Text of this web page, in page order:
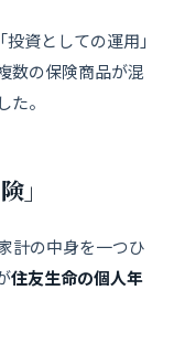
資としての運用」
数の保険商品が混
。
」
計の中身を一つひ
住友生命の個人年